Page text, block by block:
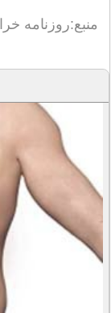
منبع:روزنامه